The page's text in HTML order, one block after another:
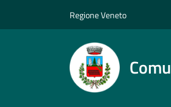
Regione Veneto